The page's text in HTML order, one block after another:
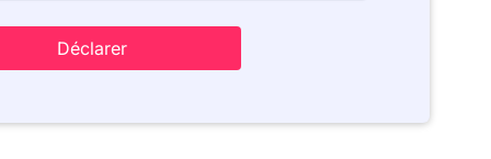
Déclarer